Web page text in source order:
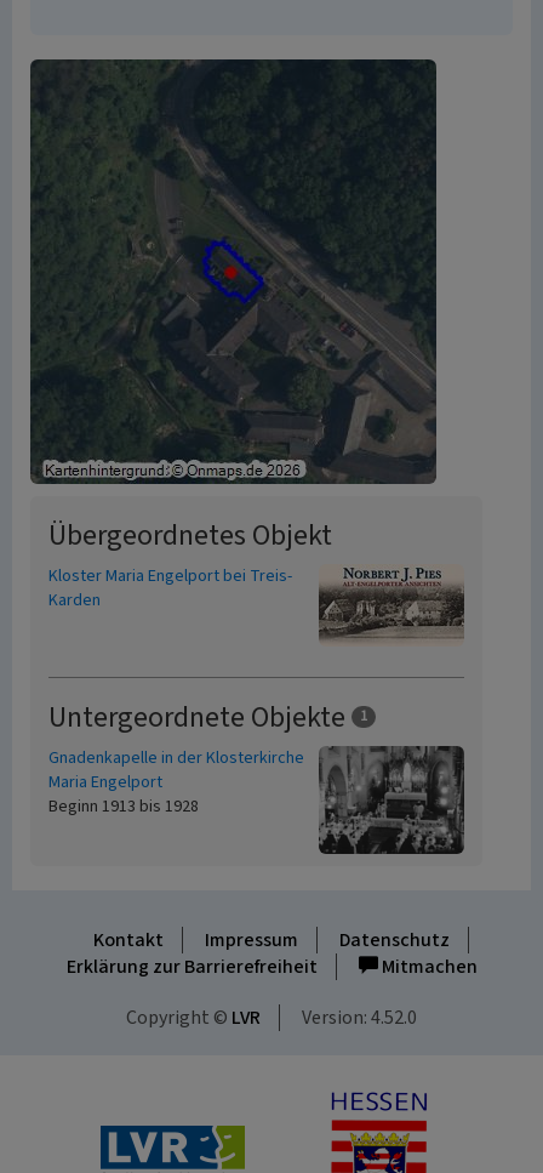
Übergeordnetes Objekt
Kloster Maria Engelport bei Treis-
Karden
Untergeordnete Objekte 1
Gnadenkapelle in der Klosterkirche
Maria Engelport
Beginn 1913 bis 1928
Kontakt Impressum
Datenschutz
Erklärung zur Barrierefreiheit
Mitmachen
Copyright © LVR Version: 4.52.0